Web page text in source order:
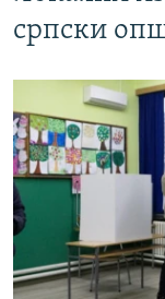
српски